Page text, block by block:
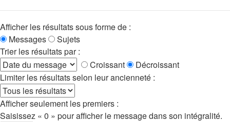
Afficher les résultats sous forme de :
Messages
Sujets
Trier les résultats par :
Croissant
Décroissant
Limiter les résultats selon leur ancienneté :
Afficher seulement les premiers :
Saisissez « 0 » pour afficher le message dans son intégralité.